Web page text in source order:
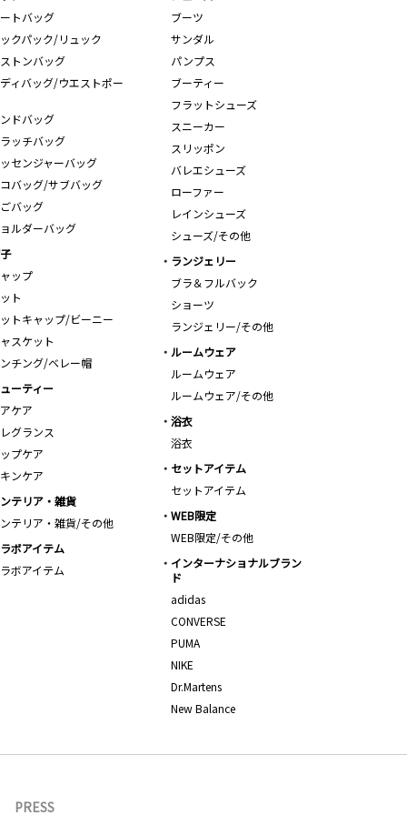
トバッグ
クパック/リュック
トンバッグ
ィバッグ/ウエストポー
ドバッグ
ッチバッグ
センジャーバッグ
バッグ/サブバッグ
バッグ
ルダーバッグ
ブーツ
サンダル
パンプス
ブーティー
フラットシューズ
スニーカー
スリッポン
バレエシューズ
ローファー
レインシューズ
シューズ/その他
ップ
ト
トキャップ/ビーニー
スケット
チング/ベレー帽
ランジェリー
ブラ＆フルバック
ショーツ
ランジェリー/その他
ルームウェア
ルームウェア
ルームウェア/その他
ーティー
ケア
グランス
プケア
ンケア
浴衣
浴衣
セットアイテム
セットアイテム
テリア・雑貨
テリア・雑貨/その他
WEB限定
WEB限定/その他
ボアイテム
ボアイテム
インターナショナルブラン
ド
adidas
CONVERSE
PUMA
NIKE
Dr.Martens
New Balance
PRESS